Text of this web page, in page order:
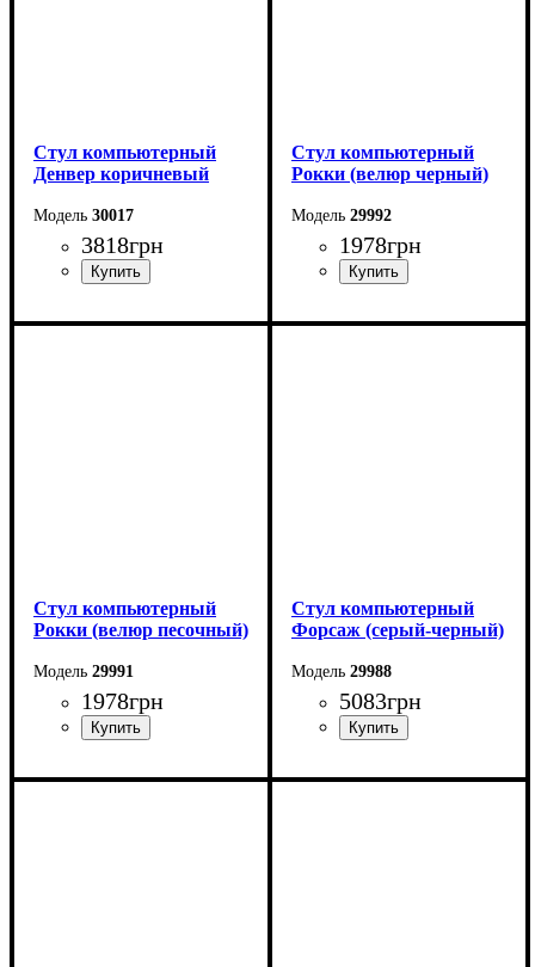
Стул компьютерный
Денвер коричневый
30017
3818грн
Стул компьютерный
Рокки (велюр черный)
29992
1978грн
Стул компьютерный
Рокки (велюр песочный)
29991
1978грн
Стул компьютерный
Форсаж (серый-черный)
29988
5083грн